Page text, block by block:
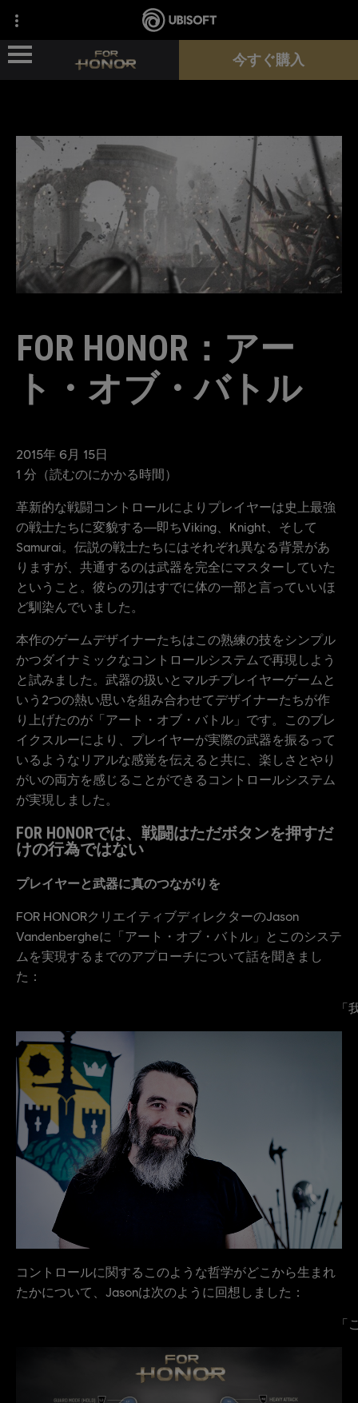
ヒーロー
パス
新シーズン
今すぐ購入
2015年 6月 15日
1 分（読むのにかかる時間）
FOR HONOR：アー
ト・オブ・バトル
革新的な戦闘コントロールによりプレイヤーは史上最強
の戦士たちに変貌する―即ちViking、Knight、そして
Samurai。伝説の戦士たちにはそれぞれ異なる背景があ
りますが、共通するのは武器を完全にマスターしていた
ということ。彼らの刃はすでに体の一部と言っていいほ
ど馴染んでいました。
本作のゲームデザイナーたちはこの熟練の技をシンプル
かつダイナミックなコントロールシステムで再現しよう
と試みました。武器の扱いとマルチプレイヤーゲームと
いう2つの熱い思いを組み合わせてデザイナーたちが作
り上げたのが「アート・オブ・バトル」です。このブレ
イクスルーにより、プレイヤーが実際の武器を振るって
いるようなリアルな感覚を伝えると共に、楽しさとやり
がいの両方を感じることができるコントロールシステム
が実現しました。
FOR HONORでは、戦闘はただボタンを押すだ
けの行為ではない
プレイヤーと武器に真のつながりを
FOR HONORクリエイティブディレクターのJason
Vandenbergheに「アート・オブ・バトル」とこのシステ
ムを実現するまでのアプローチについて話を聞きまし
た：
コントロールに関するこのような哲学がどこから生まれ
たかについて、Jasonは次のように回想しました：